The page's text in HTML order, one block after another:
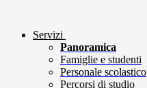
Servizi
Panoramica
Famiglie e studenti
Personale scolastico
Percorsi di studio